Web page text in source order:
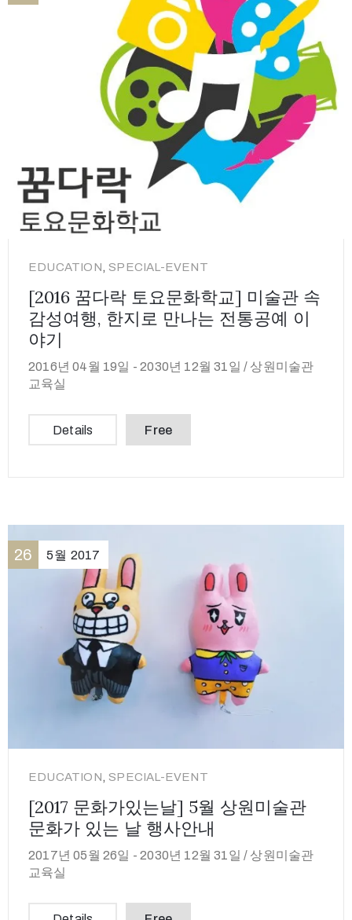
EDUCATION,SPECIAL-EVENT
[2016 꿈다락 토요문화학교] 미술관 속
감성여행, 한지로 만나는 전통공예 이
야기
2016년 04월 19일 - 2030년 12월 31일 / 상원미술관
교육실
Details Free
26 5월 2017
EDUCATION,SPECIAL-EVENT
[2017 문화가있는날] 5월 상원미술관
문화가 있는 날 행사안내
2017년 05월 26일 - 2030년 12월 31일 / 상원미술관
교육실